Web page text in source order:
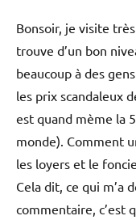
Bonsoir, je visite
trouve d’un bon
beaucoup à des
les prix scandaleux
est quand mème la
monde). Comment
les loyers et le
Cela dit, ce qui m’a
commentaire, c’est